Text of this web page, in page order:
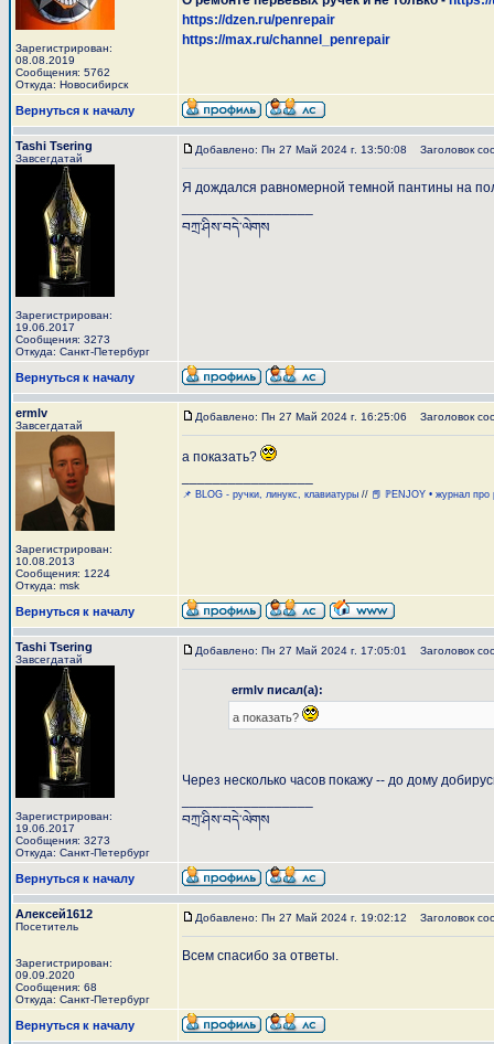
Зарегистрирован:
08.08.2019
Сообщения: 5762
Откуда: Новосибирск
https://dzen.ru/penrepair
https://max.ru/channel_penrepair
Вернуться к началу
Tashi Tsering
Завсегдатай
Зарегистрирован:
19.06.2017
Сообщения: 3273
Откуда: Санкт-Петербург
Добавлено: Пн 27 Май 2024 г. 13:50:08 Заголовок
Я дождался равномерной темной пантины на
བཀྲ་ཤིས་བདེ་ལེགས
Вернуться к началу
ermlv
Завсегдатай
Зарегистрирован:
10.08.2013
Сообщения: 1224
Откуда: msk
Добавлено: Пн 27 Май 2024 г. 16:25:06 Заголовок
а показать?
📌 BLOG - ручки, линукс, клавиатуры // 📕 ℙENJOY • журнал про
Вернуться к началу
Tashi Tsering
Завсегдатай
Зарегистрирован:
19.06.2017
Сообщения: 3273
Откуда: Санкт-Петербург
Добавлено: Пн 27 Май 2024 г. 17:05:01 Заголовок
ermlv писал(а):
а показать?
Через несколько часов покажу -- до дому
བཀྲ་ཤིས་བདེ་ལེགས
Вернуться к началу
Алексей1612
Посетитель
Зарегистрирован:
09.09.2020
Сообщения: 68
Откуда: Санкт-Петербург
Добавлено: Пн 27 Май 2024 г. 19:02:12 Заголовок
Всем спасибо за ответы.
Вернуться к началу